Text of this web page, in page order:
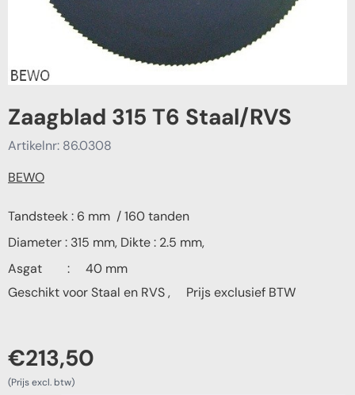
Zaagblad 315 T6 Staal/RVS
Artikelnr: 86.0308
BEWO
Tandsteek : 6 mm / 160 tanden
Diameter : 315 mm, Dikte : 2.5 mm,
Asgat : 40 mm
Geschikt voor Staal en RVS , Prijs exclusief BTW
€213,50
(Prijs excl. btw)